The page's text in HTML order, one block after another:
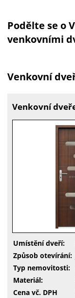
Podělte se o
venkovními
Venkovní
Venkovní
Umístění dveří:
Způsob otevírání:
Typ nemovitosti:
Materiál:
Cena vč. DPH